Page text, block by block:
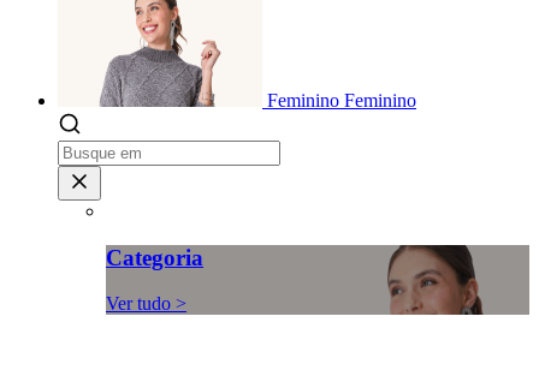
Feminino Feminino
Categoria
Ver tudo >